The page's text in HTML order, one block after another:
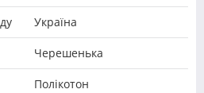
Україна
Черешенька
Полікотон